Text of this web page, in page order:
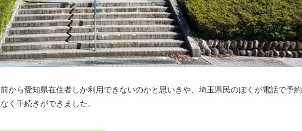
前から愛知県在住者しか利用できないのかと思いきや、埼玉県民のぼくが電話で予約
く手続きができました。